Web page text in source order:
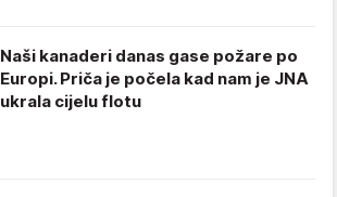
Naši kanaderi danas gase požare po
Europi. Priča je počela kad nam je JNA
ukrala cijelu flotu